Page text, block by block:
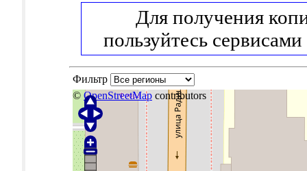
Для получения
пользуйтесь сервисами
Фильтр
© OpenStreetMap contributors